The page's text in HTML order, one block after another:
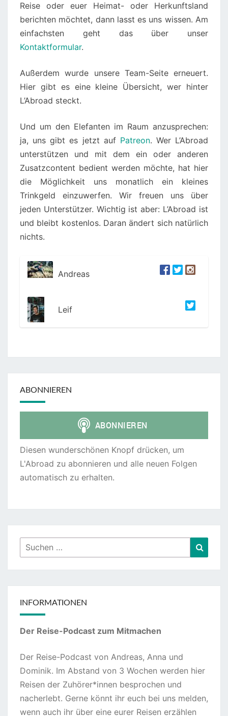
Reise oder euer Heimat- oder Herkunftsland
berichten möchtet, dann lasst es uns wissen. Am
einfachsten geht das über unser
Kontaktformular.
Außerdem wurde unsere Team-Seite erneuert.
Hier gibt es eine kleine Übersicht, wer hinter
L’Abroad steckt.
Und um den Elefanten im Raum anzusprechen:
ja, uns gibt es jetzt auf Patreon. Wer L’Abroad
unterstützen und mit dem ein oder anderen
Zusatzcontent bedient werden möchte, hat hier
die Möglichkeit uns monatlich ein kleines
Trinkgeld einzuwerfen. Wir freuen uns über
jeden Unterstützer. Wichtig ist aber: L’Abroad ist
und bleibt kostenlos. Daran ändert sich natürlich
nichts.
Andreas
Leif
ABONNIEREN
Diesen wunderschönen Knopf drücken, um
L'Abroad zu abonnieren und alle neuen Folgen
automatisch zu erhalten.
Suchen
nach:
INFORMATIONEN
Der Reise-Podcast zum Mitmachen
Der Reise-Podcast von Andreas, Anna und
Dominik. Im Abstand von 3 Wochen werden hier
Reisen der Zuhörer*innen besprochen und
nacherlebt. Gerne könnt ihr euch bei uns melden,
wenn auch ihr über eine eurer Reisen erzählen